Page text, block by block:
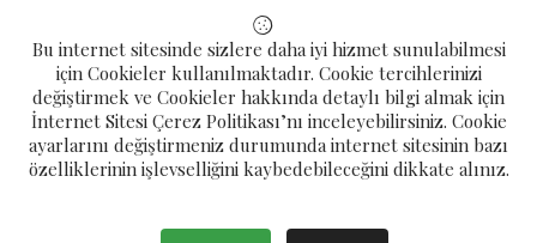
Köyler
Yaylalar
Bu internet sitesinde sizlere daha iyi hizmet sunulabilmesi
için Cookieler kullanılmaktadır. Cookie tercihlerinizi
değiştirmek ve Cookieler hakkında detaylı bilgi almak için
İnternet Sitesi Çerez Politikası’nı inceleyebilirsiniz. Cookie
ayarlarını değiştirmeniz durumunda internet sitesinin bazı
özelliklerinin işlevselliğini kaybedebileceğini dikkate alınız.